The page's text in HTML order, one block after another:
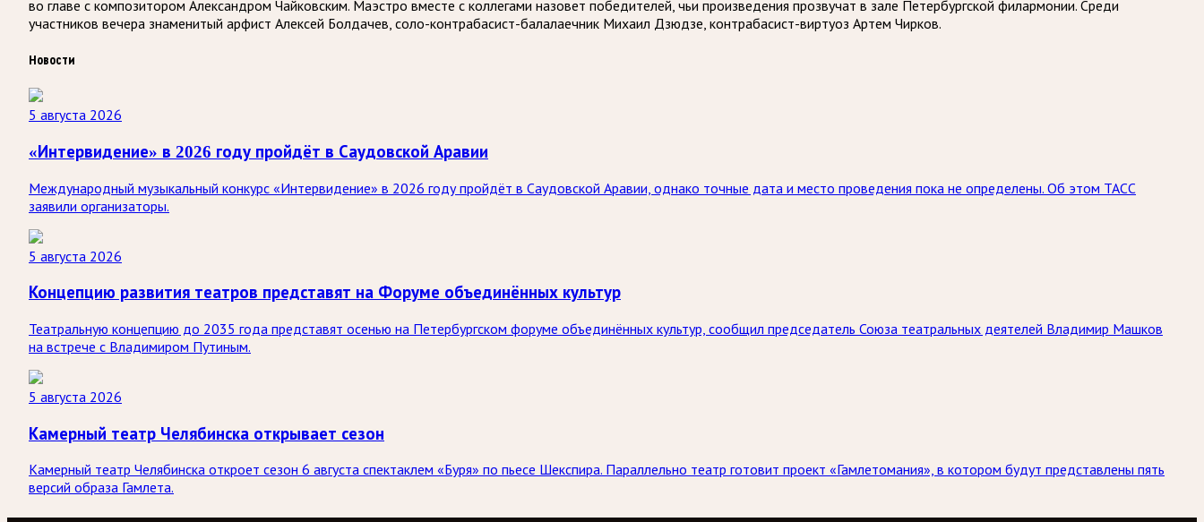
во главе с композитором Александром Чайковским. Маэстро вместе с коллегами назовет победителей, чьи произведения прозвучат в зале Петербургской филармонии. Среди
участников вечера знаменитый арфист Алексей Болдачев, соло-контрабасист-балалаечник Михаил Дзюдзе, контрабасист-виртуоз Артем Чирков.
Новости
5 августа 2026
«Интервидение» в 2026 году пройдёт в Саудовской Аравии
Международный музыкальный конкурс «Интервидение» в 2026 году пройдёт в Саудовской Аравии, однако точные дата и место проведения пока не определены. Об этом ТАСС
заявили организаторы.
5 августа 2026
Концепцию развития театров представят на Форуме объединённых культур
Театральную концепцию до 2035 года представят осенью на Петербургском форуме объединённых культур, сообщил председатель Союза театральных деятелей Владимир Машков
на встрече с Владимиром Путиным.
5 августа 2026
Камерный театр Челябинска открывает сезон
Камерный театр Челябинска откроет сезон 6 августа спектаклем «Буря» по пьесе Шекспира. Параллельно театр готовит проект «Гамлетомания», в котором будут представлены пять
версий образа Гамлета.